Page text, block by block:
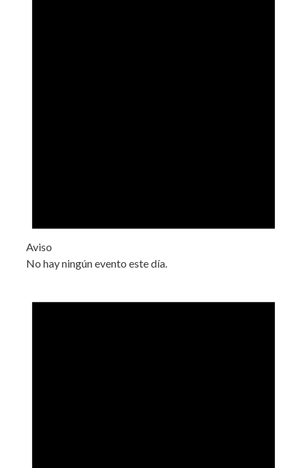
Aviso
No hay ningún evento este día.